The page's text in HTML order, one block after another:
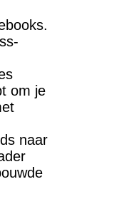
om je
naar